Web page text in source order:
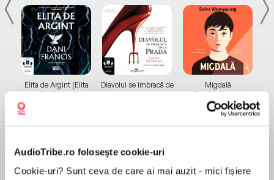
AudioTribe.ro folosește cookie-uri
Cookie-uri? Sunt ceva de care ai mai auzit - mici fișiere
Elita de Argint (Elita
de...
Dani Francis
Diavolul se îmbracă de
la...
Lauren Weisberger
Migdală
Sohn Won-pyung
Despre carte